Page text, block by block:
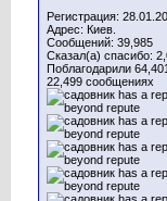
Регистрация:
Адрес: Киев.
Сообщений: 39,985
Сказал(а) спасибо:
Поблагодарили
22,499 сообщениях